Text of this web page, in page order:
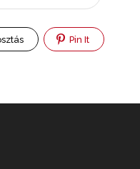
Pin It